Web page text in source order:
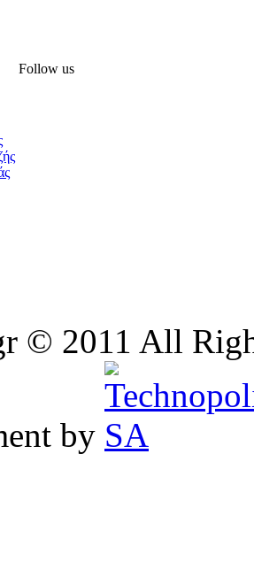
Follow us
© 2011 All
by